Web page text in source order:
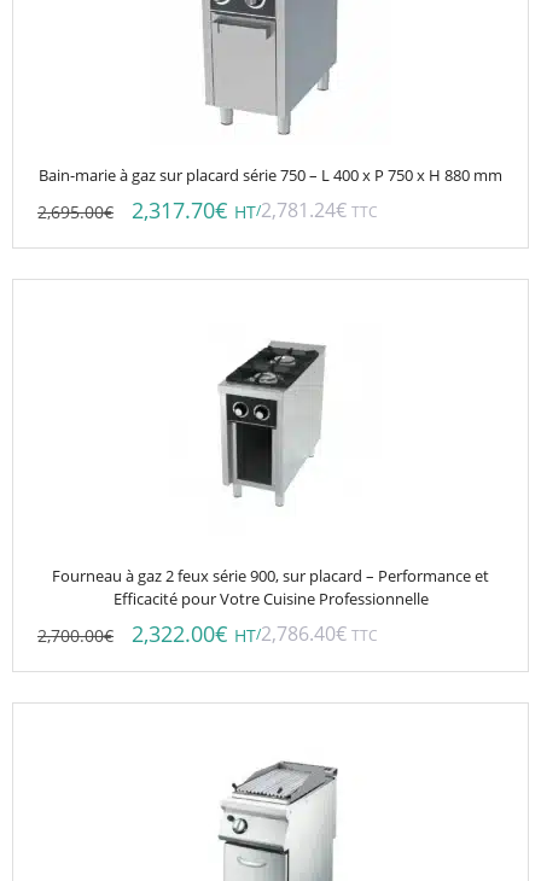
Bain-marie à gaz sur placard série 750 – L 400 x P 750 x H 880 mm
2,695.00€ 2,317.70€ HT/2,781.24€ TTC
Fourneau à gaz 2 feux série 900, sur placard – Performance et
Efficacité pour Votre Cuisine Professionnelle
2,700.00€ 2,322.00€ HT/2,786.40€ TTC